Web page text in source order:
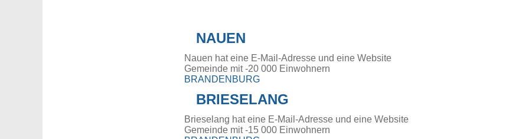
NAUEN
Nauen hat eine E-Mail-Adresse und eine Website
Gemeinde mit -20 000 Einwohnern
BRANDENBURG
BRIESELANG
Brieselang hat eine E-Mail-Adresse und eine Website
Gemeinde mit -15 000 Einwohnern